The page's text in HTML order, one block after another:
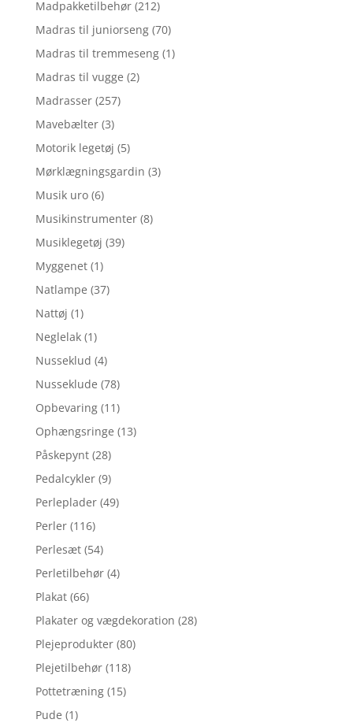
Madpakketilbehør (212)
Madras til juniorseng (70)
Madras til tremmeseng (1)
Madras til vugge (2)
Madrasser (257)
Mavebælter (3)
Motorik legetøj (5)
Mørklægningsgardin (3)
Musik uro (6)
Musikinstrumenter (8)
Musiklegetøj (39)
Myggenet (1)
Natlampe (37)
Nattøj (1)
Neglelak (1)
Nusseklud (4)
Nusseklude (78)
Opbevaring (11)
Ophængsringe (13)
Påskepynt (28)
Pedalcykler (9)
Perleplader (49)
Perler (116)
Perlesæt (54)
Perletilbehør (4)
Plakat (66)
Plakater og vægdekoration (28)
Plejeprodukter (80)
Plejetilbehør (118)
Pottetræning (15)
Pude (1)